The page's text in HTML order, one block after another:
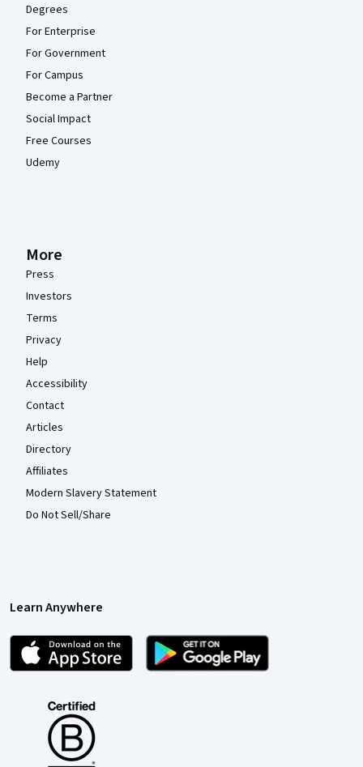
Degrees
For Enterprise
For Government
For Campus
Become a Partner
Social Impact
Free Courses
Udemy
More
Press
Investors
Terms
Privacy
Help
Accessibility
Contact
Articles
Directory
Affiliates
Modern Slavery Statement
Do Not Sell/Share
Learn Anywhere